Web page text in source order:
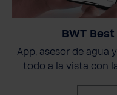
BWT
App, asesor de agua
todo a la vista con